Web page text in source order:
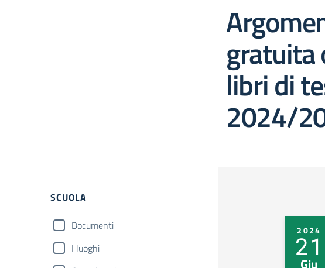
gratuita
libri di
2024/
Filtri
SCUOLA
Documenti
I luoghi
2024
21
Giu